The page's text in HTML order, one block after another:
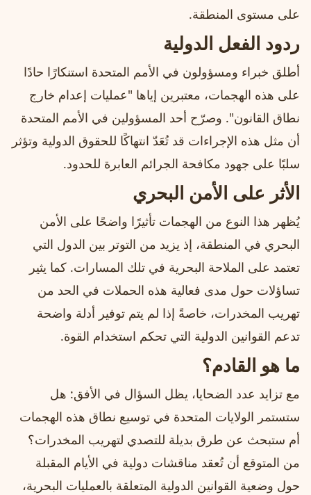
على مستوى المنطقة.
ردود الفعل الدولية
أطلق خبراء ومسؤولون في الأمم المتحدة استنكارًا حادًا
على هذه الهجمات، معتبرين إياها "عمليات إعدام خارج
نطاق القانون". وصرّح أحد المسؤولين في الأمم المتحدة
أن مثل هذه الإجراءات قد تُعَدّ انتهاكًا للحقوق الدولية وتؤثر
سلبًا على جهود مكافحة الجرائم العابرة للحدود.
الأثر على الأمن البحري
يُظهر هذا النوع من الهجمات تأثيرًا واضحًا على الأمن
البحري في المنطقة، إذ يزيد من التوتر بين الدول التي
تعتمد على الملاحة البحرية في تلك المسارات. كما يثير
تساؤلات حول مدى فعالية هذه الحملات في الحد من
تهريب المخدرات، خاصةً إذا لم يتم توفير أدلة واضحة
تدعم القوانين الدولية التي تحكم استخدام القوة.
ما هو القادم؟
مع تزايد عدد الضحايا، يظل السؤال في الأفق: هل
ستستمر الولايات المتحدة في توسيع نطاق هذه الهجمات
أم ستبحث عن طرق بديلة للتصدي لتهريب المخدرات؟
من المتوقع أن تُعقد مناقشات دولية في الأيام المقبلة
حول وضعية القوانين الدولية المتعلقة بالعمليات البحرية،